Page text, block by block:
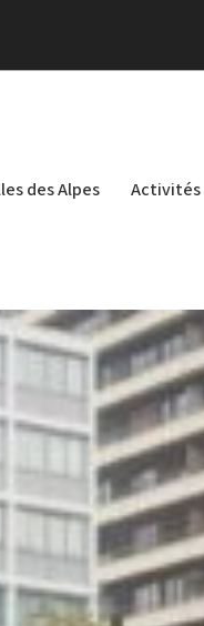
des Alpes Activités